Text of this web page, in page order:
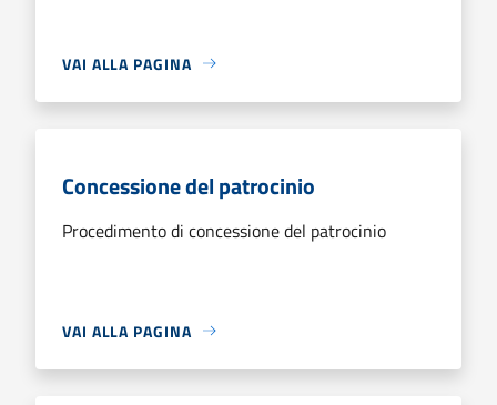
VAI ALLA PAGINA
Concessione del patrocinio
Procedimento di concessione del patrocinio
VAI ALLA PAGINA